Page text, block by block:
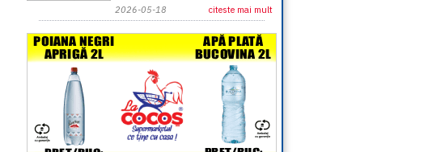
2026-05-18 citeste mai mult